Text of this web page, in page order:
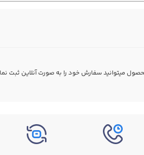
میتوانید سفارش خود را به صورت آنلاین ثبت